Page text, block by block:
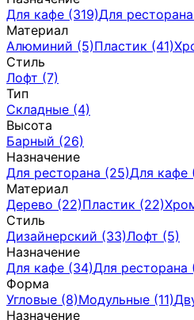
Для кафе (319)Для
Материал
Алюминий (5)Пластик (41)
Стиль
Лофт (7)
Тип
Складные (4)
Высота
Барный (26)
Назначение
Для ресторана (25)Для кафе
Материал
Дерево (22)Пластик (22)
Стиль
Дизайнерский (33)Лофт (5)
Назначение
Для кафе (34)Для ресторана
Форма
Угловые (8)Модульные (11)
Назначение